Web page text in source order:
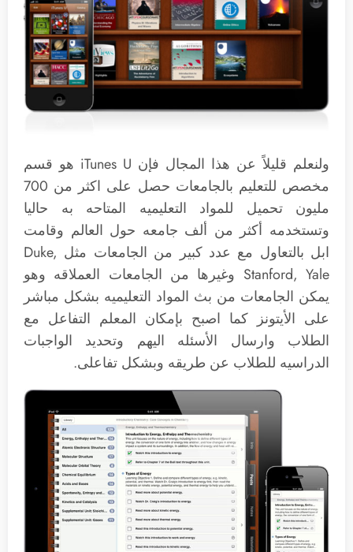
ولنعلم قليلاً عن هذا المجال فإن iTunes U هو قسم
مخصص للتعليم بالجامعات حصل على اكثر من 700
مليون تحميل للمواد التعليميه المتاحه به حاليا
وتستخدمه أكثر من ألف جامعه حول العالم وقامت
ابل بالتعاول مع عدد كبير من الجامعات مثل Duke,
Stanford, Yale وغيرها من الجامعات العملاقه وهو
يمكن الجامعات من بث المواد التعليميه بشكل مباشر
على الأيتونز كما اصبح بإمكان المعلم التفاعل مع
الطلاب وارسال الأسئله اليهم وتحديد الواجبات
الدراسيه للطلاب عن طريقه وبشكل تفاعلى.